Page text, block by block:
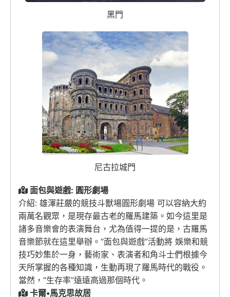
黑門
尼古拉城門
面包與遊戲: 圓形劇場
介紹: 雄渾莊嚴的競技斗獸場圓形劇場 可以容納大約
兩萬名觀眾，是現存最古老的羅馬建築。如今這里是
諸多音樂會的表演舞台，尤為值得一提的是，古羅馬
音樂節就在這里舉辦。“面包與遊戲”活動將 娛樂和競
技巧妙集於一身，藝術家、表演者和角斗士們根據今
天所掌握的各種知識，生動再現了羅馬時代的戰役。
當然，“生存率”遠遠高過那個時代。
卡爾•馬克思故居